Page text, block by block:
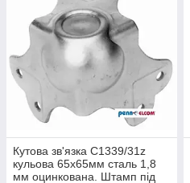
Кутова зв'язка C1339/31z
кульова 65х65мм сталь 1,8
мм оцинкована. Штамп під